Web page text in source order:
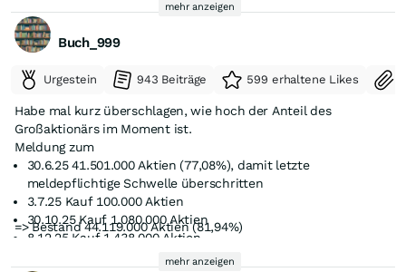
mehr anzeigen
Buch_999
Urgestein 943 Beiträge 599 erhaltene Likes
Habe mal kurz überschlagen, wie hoch der Anteil des
Großaktionärs im Moment ist.
Meldung zum
30.6.25 41.501.000 Aktien (77,08%), damit letzte
meldepflichtige Schwelle überschritten
3.7.25 Kauf 100.000 Aktien
30.10.25 Kauf 1.080.000 Aktien
8.12.25 Kauf 1.438.000 Aktien
=> Bestand 44.119.000 Aktien (81,94%)
Jetzt wurden 4.299.190 Aktien zurückgekauft. Sobald diese
mehr anzeigen